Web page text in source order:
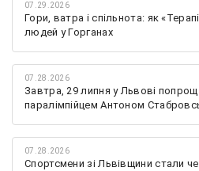
07.29.2026
Гори, ватра і спільнота: як
людей у Горганах
07.28.2026
Завтра, 29 липня у Львові
паралімпійцем Антоном
07.28.2026
Спортсмени зі Львівщини стали